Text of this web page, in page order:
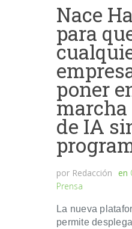
Nace
para
poner
marcha
de IA
por Redacción en
Prensa
La nueva
permite